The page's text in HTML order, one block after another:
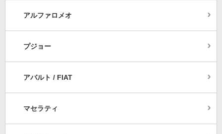
アルファロメオ
プジョー
アバルト / FIAT
マセラティ